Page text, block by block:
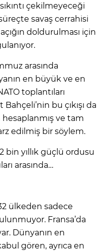
çekilmeyeceği
savaş cerrahisi
doldurulması için
arasında
en büyük ve en
toplantıları
bu çıkışı da
ve tam
edilmiş bir söylem.
bin yıllık güçlü ordusu
arasında…
ülkeden sadece
Fransa’da
Dünyanın en
gören, ayrıca en